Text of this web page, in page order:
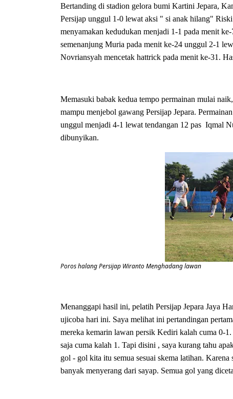
Bertanding di stadion gelora bumi Kartini Jepara,
Persijap unggul 1-0 lewat aksi " si anak hilang"
menyamakan kedudukan menjadi 1-1 pada menit
semenanjung Muria pada menit ke-24 unggul 2-1
Novriansyah mencetak hattrick pada menit ke-31.
Memasuki babak kedua tempo permainan mulai
mampu menjebol gawang Persijap Jepara.
unggul menjadi 4-1 lewat tendangan 12 pas Iqmal
dibunyikan.
Poros halang Persijap Wiranto Menghadang lawan
Menanggapi hasil ini, pelatih Persijap Jepara Jaya
ujicoba hari ini. Saya melihat ini pertandingan
mereka kemarin lawan persik Kediri kalah cuma 0-
saja cuma kalah 1. Tapi disini , saya kurang tahu
gol - gol kita itu semua sesuai skema latihan.
banyak menyerang dari sayap. Semua gol yang